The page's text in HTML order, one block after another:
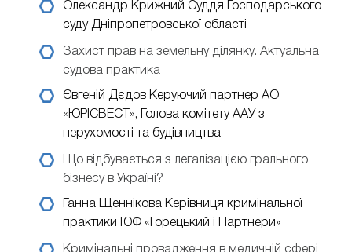
Олександр Крижний Суддя Господарського
суду Дніпропетровської області
Захист прав на земельну ділянку. Актуальна
судова практика
Євгеній Дєдов Керуючий партнер АО
«ЮРІСВЕСТ», Голова комітету ААУ з
нерухомості та будівництва
Що відбувається з легалізацією грального
бізнесу в Україні?
Ганна Щеннікова Керівниця кримінальної
практики ЮФ «Горецький і Партнери»